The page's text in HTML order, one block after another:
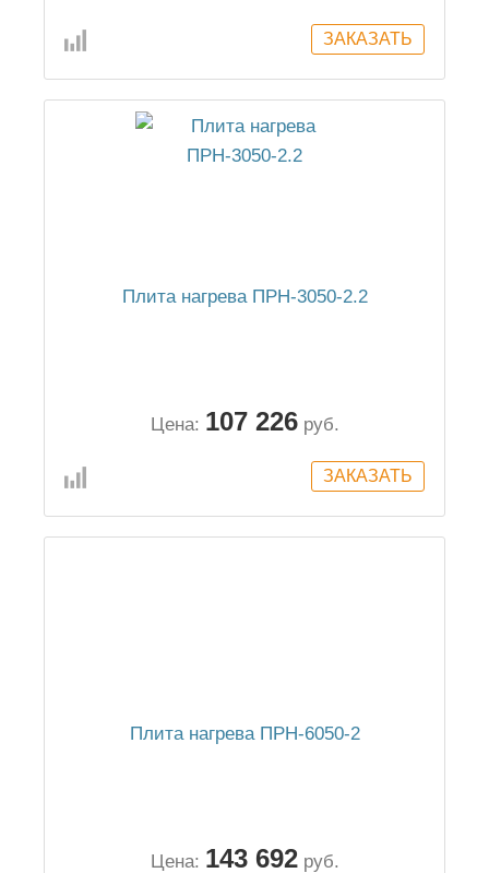
Плита нагрева ПРН-3050-2.2
Цена: 107 226 руб.
Плита нагрева ПРН-6050-2
Цена: 143 692 руб.